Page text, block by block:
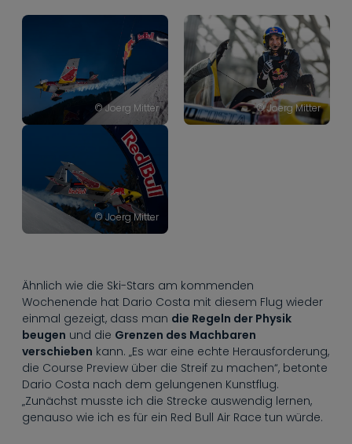
© Joerg Mitter © Joerg Mitter
© Joerg Mitter
Ähnlich wie die Ski-Stars am kommenden
Wochenende hat Dario Costa mit diesem Flug wieder
einmal gezeigt, dass man die Regeln der Physik
beugen und die Grenzen des Machbaren
verschieben kann. „Es war eine echte Herausforderung,
die Course Preview über die Streif zu machen“, betonte
Dario Costa nach dem gelungenen Kunstflug.
„Zunächst musste ich die Strecke auswendig lernen,
genauso wie ich es für ein Red Bull Air Race tun würde.